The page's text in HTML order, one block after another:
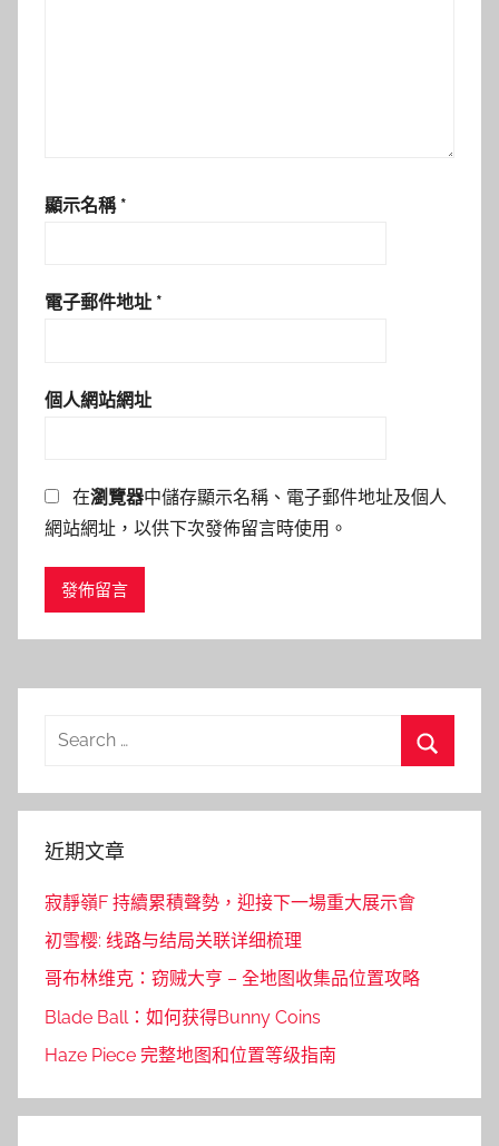
顯示名稱 *
電子郵件地址 *
個人網站網址
在瀏覽器中儲存顯示名稱、電子郵件地址及個人
網站網址，以供下次發佈留言時使用。
Search
近期文章
寂靜嶺F 持續累積聲勢，迎接下一場重大展示會
初雪樱: 线路与结局关联详细梳理
哥布林维克：窃贼大亨 – 全地图收集品位置攻略
Blade Ball：如何获得Bunny Coins
Haze Piece 完整地图和位置等级指南